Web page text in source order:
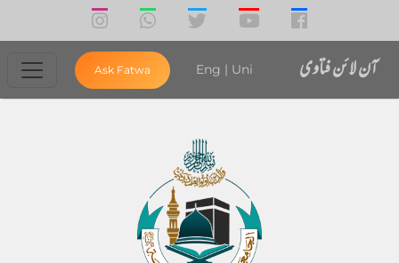
آن لائن فتاوی Eng|Uni
Ask Fatwa